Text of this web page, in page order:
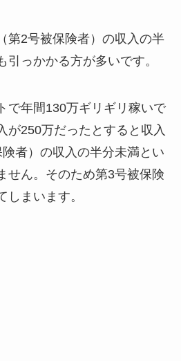
第2号被保険者）の収入の半
引っかかる方が多いです。
で年間130万ギリギリ稼いで
が250万だったとすると収入
者）の収入の半分未満とい
せん。そのため第3号被保険
しまいます。